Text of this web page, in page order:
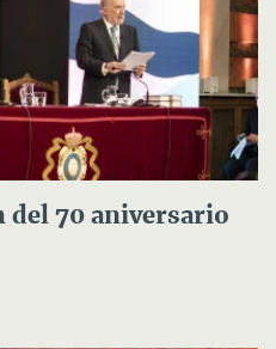
del 70 aniversario